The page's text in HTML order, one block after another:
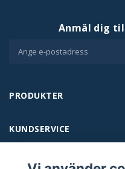
PRODUKTER
Anmäl dig
KUNDSERVICE
BUTIKER